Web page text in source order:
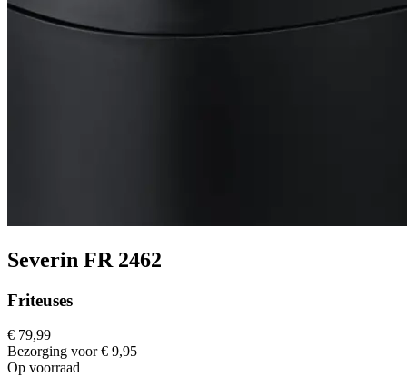
Severin FR 2462
Friteuses
€ 79,99
Bezorging voor € 9,95
Op voorraad